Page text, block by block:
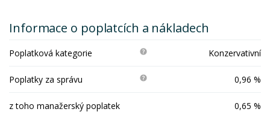
Informace o poplatcích a nákladech
Poplatková kategorie Konzervativní
Poplatky za správu 0,96 %
z toho manažerský poplatek 0,65 %